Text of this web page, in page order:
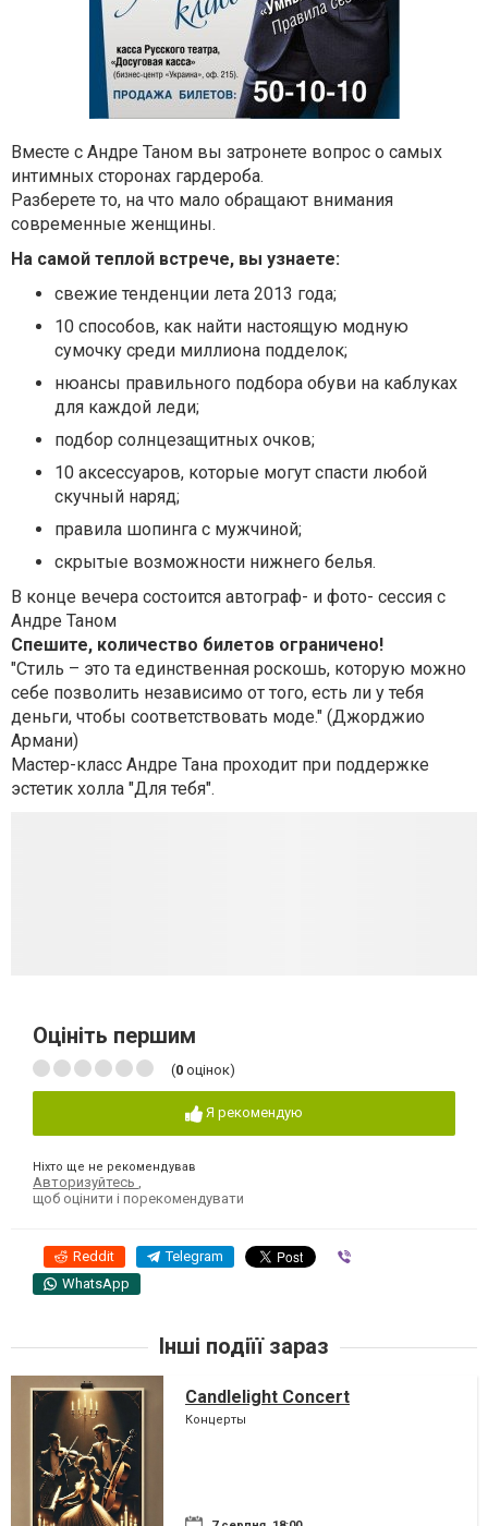
Вместе с Андре Таном вы затронете вопрос о самых
интимных сторонах гардероба.
Разберете то, на что мало обращают внимания
современные женщины.
На самой теплой встрече, вы узнаете:
свежие тенденции лета 2013 года;
10 способов, как найти настоящую модную
сумочку среди миллиона подделок;
нюансы правильного подбора обуви на каблуках
для каждой леди;
подбор солнцезащитных очков;
10 аксессуаров, которые могут спасти любой
скучный наряд;
правила шопинга с мужчиной;
скрытые возможности нижнего белья.
В конце вечера состоится автограф- и фото- сессия с
Андре Таном
Спешите, количество билетов ограничено!
"Стиль – это та единственная роскошь, которую можно
себе позволить независимо от того, есть ли у тебя
деньги, чтобы соответствовать моде." (Джорджио
Армани)
Мастер-класс Андре Тана проходит при поддержке
эстетик холла "Для тебя".
Оцініть першим
(0 оцінок)
Я рекомендую
Ніхто ще не рекомендував
Авторизуйтесь
щоб оцінити і порекомендувати
Reddit Telegram
WhatsApp
Інші подіїї зараз
Candlelight Concert
Концерты